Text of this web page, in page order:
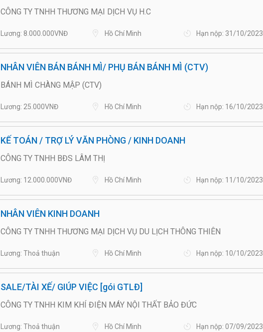
CÔNG TY TNHH THƯƠNG MẠI DỊCH VỤ H.C
Lương: 8.000.000VNĐ Hồ Chí Minh Hạn nộp: 31/10/2023
NHÂN VIÊN BÁN BÁNH MÌ/ PHỤ BÁN BÁNH MÌ (CTV)
BÁNH MÌ CHÀNG MẬP (CTV)
Lương: 25.000VNĐ Hồ Chí Minh Hạn nộp: 16/10/2023
KẾ TOÁN / TRỢ LÝ VĂN PHÒNG / KINH DOANH
CÔNG TY TNHH BĐS LÂM THỊ
Lương: 12.000.000VNĐ Hồ Chí Minh Hạn nộp: 11/10/2023
NHÂN VIÊN KINH DOANH
CÔNG TY TNHH THƯƠNG MẠI DỊCH VỤ DU LỊCH THÔNG THIÊN
Lương: Thoả thuận Hồ Chí Minh Hạn nộp: 10/10/2023
SALE/TÀI XẾ/ GIÚP VIỆC [gói GTLĐ]
CÔNG TY TNHH KIM KHÍ ĐIỆN MÁY NỘI THẤT BẢO ĐỨC
Lương: Thoả thuận Hồ Chí Minh Hạn nộp: 07/09/2023